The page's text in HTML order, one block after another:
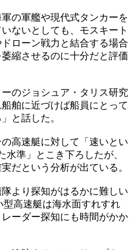
の軍艦や現代式タンカーを
ないとしても、モスキート
ローン戦力と結合する場合
縮させるのに十分だと評価
のジョシュア・タリス研究
舶に近づけば船員にとって
と話した。
高速艇に対して「速いとい
水準」とこき下ろしたが、
だという分析が出ている。
より探知がはるかに難しい
高速艇は海水面すれすれ
ーダー探知にも時間がかか